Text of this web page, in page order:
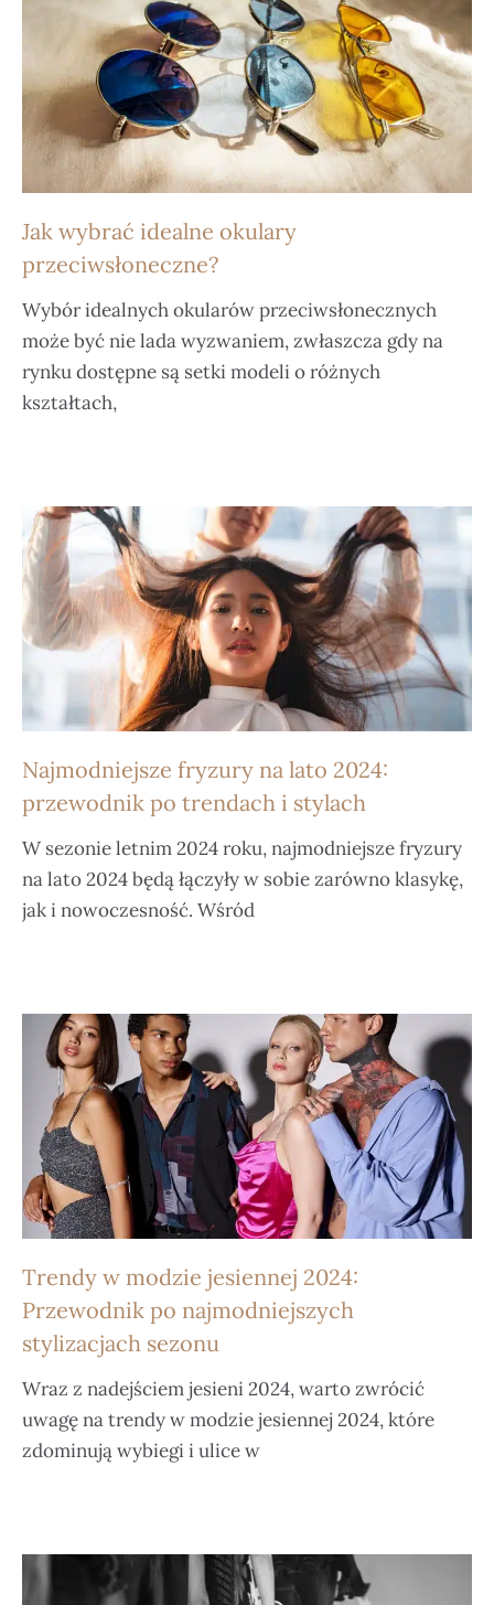
Jak wybrać idealne okulary
przeciwsłoneczne?
Wybór idealnych okularów przeciwsłonecznych
może być nie lada wyzwaniem, zwłaszcza gdy na
rynku dostępne są setki modeli o różnych
kształtach,
Najmodniejsze fryzury na lato 2024:
przewodnik po trendach i stylach
W sezonie letnim 2024 roku, najmodniejsze fryzury
na lato 2024 będą łączyły w sobie zarówno klasykę,
jak i nowoczesność. Wśród
Trendy w modzie jesiennej 2024:
Przewodnik po najmodniejszych
stylizacjach sezonu
Wraz z nadejściem jesieni 2024, warto zwrócić
uwagę na trendy w modzie jesiennej 2024, które
zdominują wybiegi i ulice w